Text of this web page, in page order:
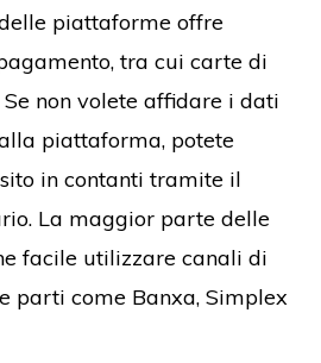
piattaforme offre
tra cui carte di
non volete affidare i dati
piattaforma, potete
in contanti tramite il
La maggior parte delle
facile utilizzare canali di
parti come Banxa, Simplex